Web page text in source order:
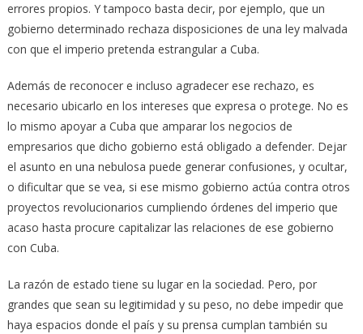
errores propios. Y tampoco basta decir, por ejemplo, que un
gobierno determinado rechaza disposiciones de una ley malvada
con que el imperio pretenda estrangular a Cuba.
Además de reconocer e incluso agradecer ese rechazo, es
necesario ubicarlo en los intereses que expresa o protege. No es
lo mismo apoyar a Cuba que amparar los negocios de
empresarios que dicho gobierno está obligado a defender. Dejar
el asunto en una nebulosa puede generar confusiones, y ocultar,
o dificultar que se vea, si ese mismo gobierno actúa contra otros
proyectos revolucionarios cumpliendo órdenes del imperio que
acaso hasta procure capitalizar las relaciones de ese gobierno
con Cuba.
La razón de estado tiene su lugar en la sociedad. Pero, por
grandes que sean su legitimidad y su peso, no debe impedir que
haya espacios donde el país y su prensa cumplan también su